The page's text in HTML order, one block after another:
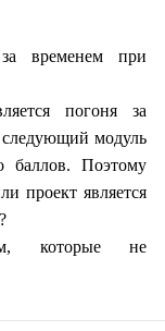
временем при
погоня за
модуль
баллов. Поэтому
проект является
которые не